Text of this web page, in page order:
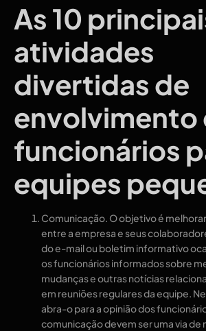
As 10
atividades
divertidas de
envolvimento
funcionários
equipes
Comunicação. O objetivo é
entre a empresa e seus
do e-mail ou boletim informativo
os funcionários informados sobre
mudanças e outras notícias
em reuniões regulares da equipe.
abra-o para a opinião dos
comunicação devem ser uma via de